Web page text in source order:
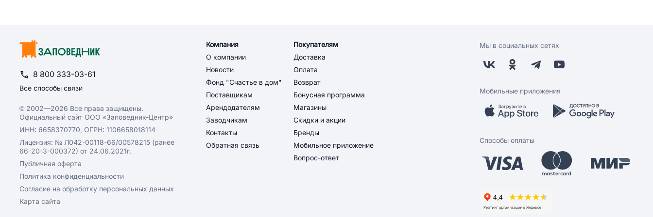
8 800 333-03-61
Все способы связи
© 2002—2026 Все права защищены.
Официальный сайт ООО «Заповедник-Центр»
ИНН: 6658370770, ОГРН: 1106658018114
Лицензия: № Л042-00118-66/00578215 (ранее
66-20-3-000372) от 24.06.2021г.
Публичная оферта
Политика конфиденциальности
Согласие на обработку персональных данных
Карта сайта
Компания
О компании
Новости
Фонд "Счастье в дом"
Поставщикам
Арендодателям
Заводчикам
Контакты
Обратная связь
Покупателям
Доставка
Оплата
Возврат
Бонусная программа
Магазины
Скидки и акции
Бренды
Мобильное приложение
Вопрос-ответ
Мы в социальных сетях
Мобильные приложения
Способы оплаты